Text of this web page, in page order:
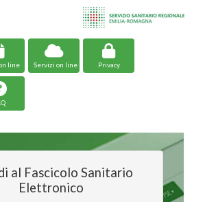
line Servizi on line Privacy
al Fascicolo Sanitario
Elettronico